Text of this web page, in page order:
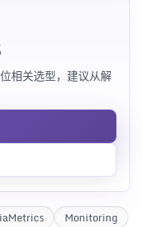
相关选型，建议从解
Monitoring